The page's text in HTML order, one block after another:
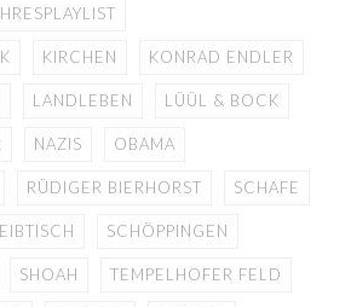
KIRCHEN KONRAD ENDLER
LANDLEBEN LÜÜL & BOCK
NAZIS OBAMA
RÜDIGER BIERHORST SCHAFE
SCHÖPPINGEN
SHOAH TEMPELHOFER FELD